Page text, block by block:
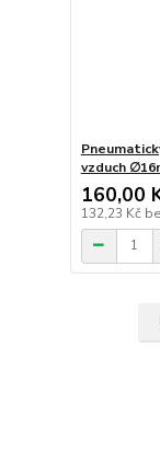
vzduch
160,00
132,23 Kč